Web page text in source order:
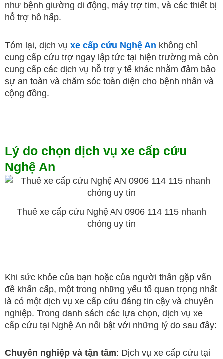
như bệnh giường di động, máy trợ tim, và các thiết bị
hỗ trợ hô hấp.
Tóm lại, dịch vụ xe cấp cứu Nghệ An không chỉ
cung cấp cứu trợ ngay lập tức tại hiện trường mà còn
cung cấp các dịch vụ hỗ trợ y tế khác nhằm đảm bảo
sự an toàn và chăm sóc toàn diện cho bệnh nhân và
cộng đồng.
Lý do chọn dịch vụ xe cấp cứu
Nghệ An
Thuê xe cấp cứu Nghệ AN 0906 114 115 nhanh
chóng uy tín
Khi sức khỏe của bạn hoặc của người thân gặp vấn
đề khẩn cấp, một trong những yếu tố quan trọng nhất
là có một dịch vụ xe cấp cứu đáng tin cậy và chuyên
nghiệp. Trong danh sách các lựa chọn, dịch vụ xe
cấp cứu tại Nghệ An nổi bật với những lý do sau đây:
Chuyên nghiệp và tận tâm: Dịch vụ xe cấp cứu tại